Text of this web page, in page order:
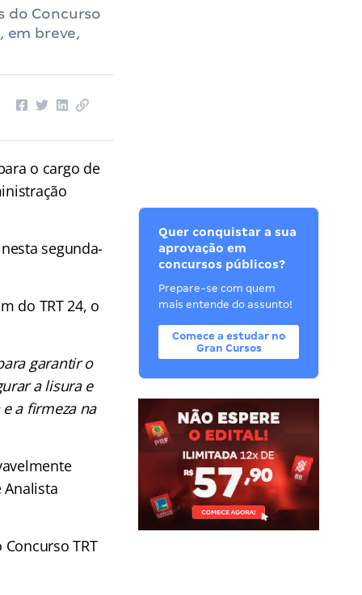
do Concurso
em breve,
o cargo de
segunda-
do TRT 24, o
garantir o
a lisura e
a firmeza na
Analista
TRT
Quer conquistar a sua
aprovação em
concursos públicos?
Prepare-se com quem
mais entende do assunto!
Comece a estudar no
Gran Cursos